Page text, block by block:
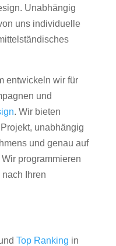
Unabhängig
uns individuelle
entwickeln wir für
und
. Wir bieten
unabhängig
und genau auf
programmieren
Ihren
Top Ranking in